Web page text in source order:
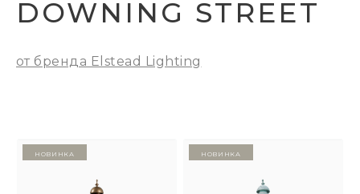
DOWNING STREET
от бренда Elstead Lighting
Новинка Новинка